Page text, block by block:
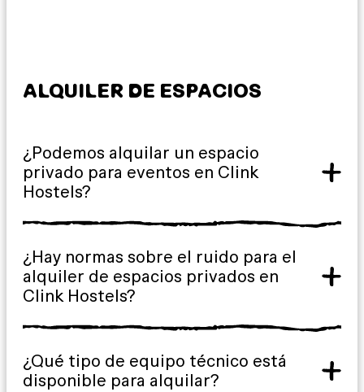
ALQUILER DE ESPACIOS
¿Podemos alquilar un espacio
privado para eventos en Clink
Hostels?
¿Hay normas sobre el ruido para el
alquiler de espacios privados en
Clink Hostels?
¿Qué tipo de equipo técnico está
disponible para alquilar?